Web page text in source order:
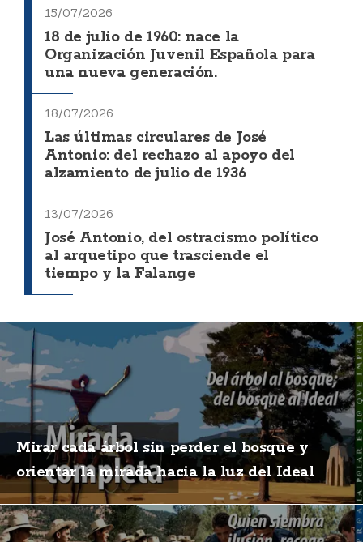
15/07/2026
18 de julio de 1960: nace la
Organización Juvenil Española para
una nueva generación.
18/07/2026
Las últimas circulares de José
Antonio: del rechazo al apoyo del
alzamiento de julio de 1936
13/07/2026
José Antonio, del ostracismo político
al arquetipo que trasciende el
tiempo y la Falange
Mirar cada árbol sin perder el bosque y
orientar la mirada hacia la luz del Ideal